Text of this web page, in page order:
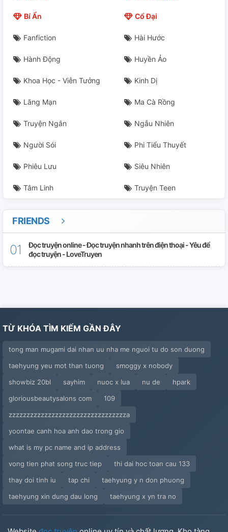
Bí Ẩn Cổ Đại
Fanfiction Hài Hước
Hành Động Huyền Ảo
Khoa Học - Viễn Tưởng Kinh Dị
Lãng Mạn Ma Cà Rồng
Truyện Ngắn Ngẫu Nhiên
Người Sói Phi Tiểu Thuyết
Phiêu Lưu Siêu Nhiên
Tâm Linh Truyện Teen
FRIENDS
Đọc truyện online - Đọc truyện nhanh trên điện thoại - Yêu để
đọc truyện - LoveTruyen
TỪ KHÓA TÌM KIẾM GẦN ĐÂY
tong man mugami dai nhan uu nha me nguoi tu do son duong
taehyung yeu mot than tuong
smoggy x nobody
showbiz 20bl
sayhim nuoc x lua nu de
hpark
gloriousbeautysalons com
109
zzzzzzzzzzzzzzzzzzzzzzzzzzzzzzzzza
yoontae canh hoa anh dao trong gio
what is my pc name and ip address
vong tien phat song truc tiep
thi dai hoc toan cau 133
thay doi tinh iu
tap chi
taehyung y n don phuong
taehyung xin dung dau long
taehyung x yn tra no